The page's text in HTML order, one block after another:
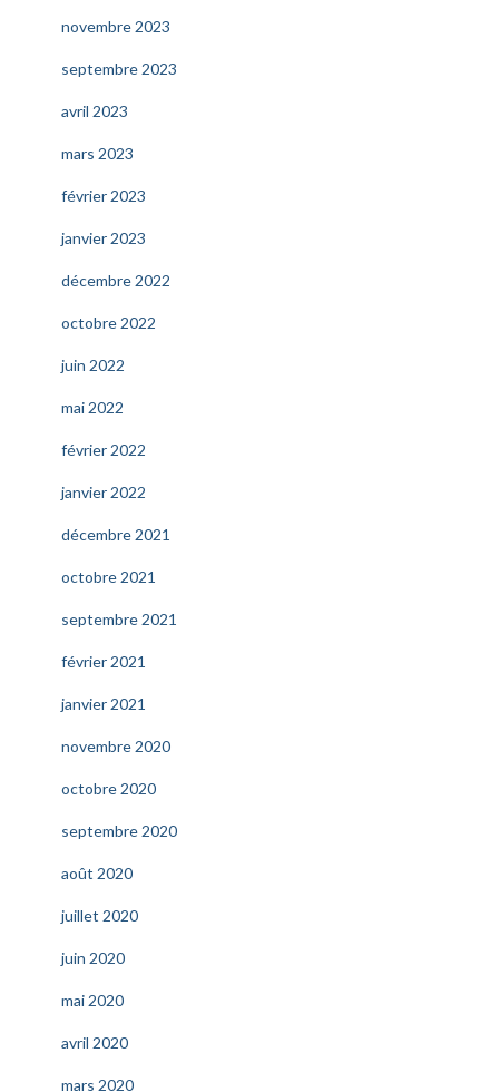
novembre 2023
septembre 2023
avril 2023
mars 2023
février 2023
janvier 2023
décembre 2022
octobre 2022
juin 2022
mai 2022
février 2022
janvier 2022
décembre 2021
octobre 2021
septembre 2021
février 2021
janvier 2021
novembre 2020
octobre 2020
septembre 2020
août 2020
juillet 2020
juin 2020
mai 2020
avril 2020
mars 2020